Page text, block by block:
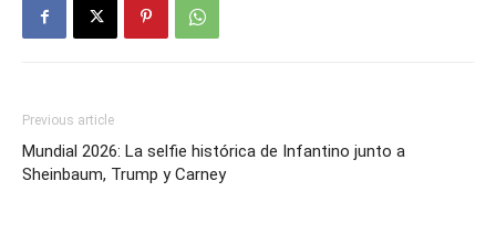
Previous article
Mundial 2026: La selfie histórica de Infantino junto a
Sheinbaum, Trump y Carney